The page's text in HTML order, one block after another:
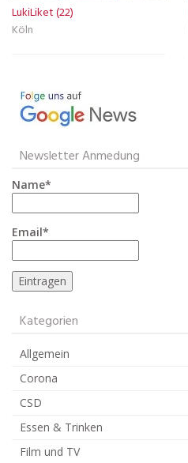
LukiLiket (22)
Köln
Newsletter Anmedung
Name*
Email*
Kategorien
Allgemein
Corona
CSD
Essen & Trinken
Film und TV